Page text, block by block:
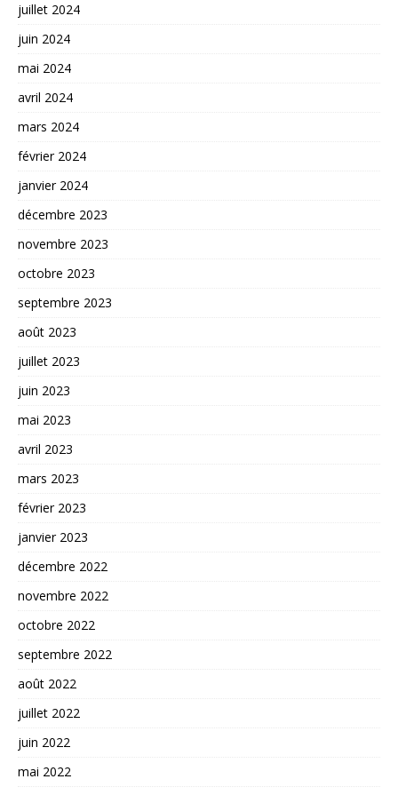
juillet 2024
juin 2024
mai 2024
avril 2024
mars 2024
février 2024
janvier 2024
décembre 2023
novembre 2023
octobre 2023
septembre 2023
août 2023
juillet 2023
juin 2023
mai 2023
avril 2023
mars 2023
février 2023
janvier 2023
décembre 2022
novembre 2022
octobre 2022
septembre 2022
août 2022
juillet 2022
juin 2022
mai 2022